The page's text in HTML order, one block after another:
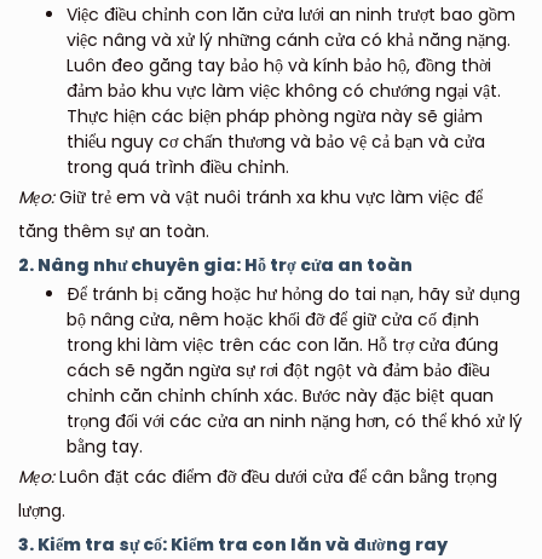
Việc điều chỉnh con lăn cửa lưới an ninh trượt bao gồm
việc nâng và xử lý những cánh cửa có khả năng nặng.
Luôn đeo găng tay bảo hộ và kính bảo hộ, đồng thời
đảm bảo khu vực làm việc không có chướng ngại vật.
Thực hiện các biện pháp phòng ngừa này sẽ giảm
thiểu nguy cơ chấn thương và bảo vệ cả bạn và cửa
trong quá trình điều chỉnh.
Mẹo:Giữ trẻ em và vật nuôi tránh xa khu vực làm việc để
tăng thêm sự an toàn.
2. Nâng như chuyên gia: Hỗ trợ cửa an toàn
Để tránh bị căng hoặc hư hỏng do tai nạn, hãy sử dụng
bộ nâng cửa, nêm hoặc khối đỡ để giữ cửa cố định
trong khi làm việc trên các con lăn. Hỗ trợ cửa đúng
cách sẽ ngăn ngừa sự rơi đột ngột và đảm bảo điều
chỉnh căn chỉnh chính xác. Bước này đặc biệt quan
trọng đối với các cửa an ninh nặng hơn, có thể khó xử lý
bằng tay.
Mẹo:Luôn đặt các điểm đỡ đều dưới cửa để cân bằng trọng
lượng.
3. Kiểm tra sự cố: Kiểm tra con lăn và đường ray